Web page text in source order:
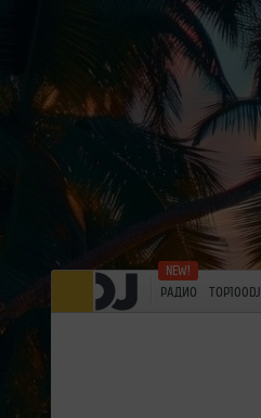
РАДИО TOP100DJ